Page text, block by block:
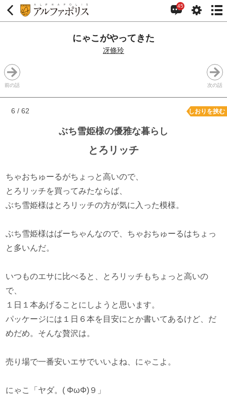
45
にゃこがやってきた
冴條玲
前の話 次の話
6 / 62 しおりを挟む
ぶち雪姫様の優雅な暮らし
とろリッチ
ちゃおちゅーるがちょっと高いので、
とろリッチを買ってみたならば、
ぶち雪姫様はとろリッチの方が気に入った模様。
ぶち雪姫様はばーちゃんなので、ちゃおちゅーるはちょっ
と多いんだ。
いつものエサに比べると、とろリッチもちょっと高いの
で、
１日１本あげることにしようと思います。
パッケージには１日６本を目安にとか書いてあるけど、だ
めだめ。そんな贅沢は。
売り場で一番安いエサでいいよね、にゃこよ。
にゃこ「ヤダ。( ΦωΦ)９」